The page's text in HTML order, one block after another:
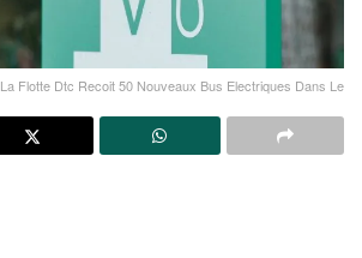
La Flotte Dtc Recoit 50 Nouveaux Bus Electriques Dans Le